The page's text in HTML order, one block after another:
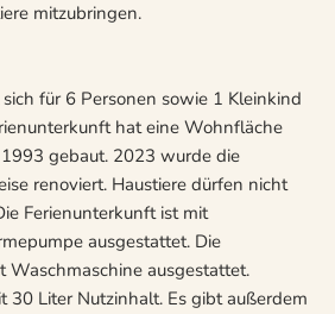
mitzubringen.
für 6 Personen sowie 1 Kleinkind
hat eine Wohnfläche
gebaut. 2023 wurde die
renoviert. Haustiere dürfen nicht
Ferienunterkunft ist mit
ausgestattet. Die
Waschmaschine ausgestattet.
30 Liter Nutzinhalt. Es gibt außerdem